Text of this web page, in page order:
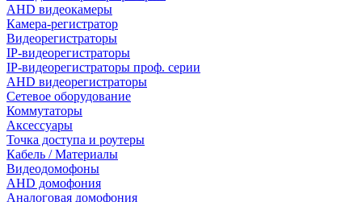
AHD видеокамеры
Камера-регистратор
Видеорегистраторы
IP-видеорегистраторы
IP-видеорегистраторы проф. серии
AHD видеорегистраторы
Сетевое оборудование
Коммутаторы
Аксессуары
Точка доступа и роутеры
Кабель / Материалы
Видеодомофоны
AHD домофония
Аналоговая домофония